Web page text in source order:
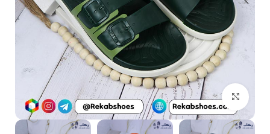
بزرگنمایی تصویر